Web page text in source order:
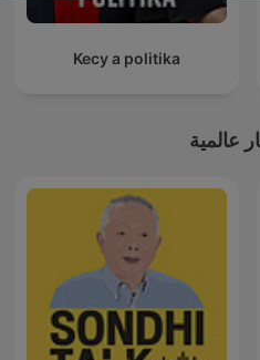
Kecy a politika
عالمية